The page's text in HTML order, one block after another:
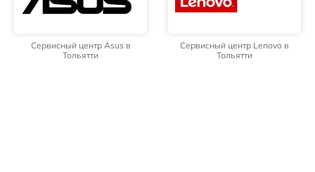
Сервисный центр Asus в
Тольятти
Сервисный центр Lenovo в
Тольятти